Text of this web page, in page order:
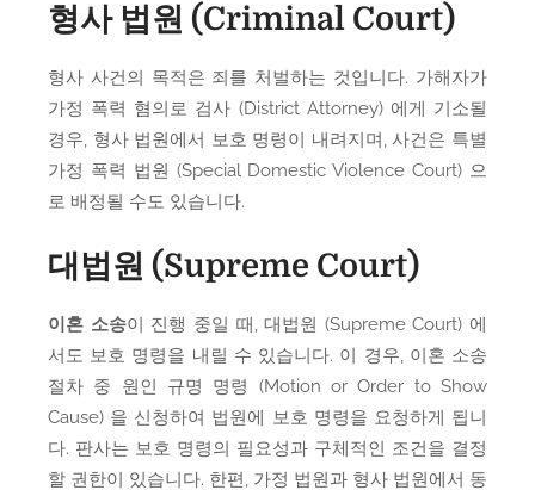
형사 법원 (Criminal Court)
형사 사건의 목적은 죄를 처벌하는 것입니다. 가해자가
가정 폭력 혐의로 검사 (District Attorney) 에게 기소될
경우, 형사 법원에서 보호 명령이 내려지며, 사건은 특별
가정 폭력 법원 (Special Domestic Violence Court) 으
로 배정될 수도 있습니다.
대법원 (Supreme Court)
이혼 소송이 진행 중일 때, 대법원 (Supreme Court) 에
서도 보호 명령을 내릴 수 있습니다. 이 경우, 이혼 소송
절차 중 원인 규명 명령 (Motion or Order to Show
Cause) 을 신청하여 법원에 보호 명령을 요청하게 됩니
다. 판사는 보호 명령의 필요성과 구체적인 조건을 결정
할 권한이 있습니다. 한편, 가정 법원과 형사 법원에서 동